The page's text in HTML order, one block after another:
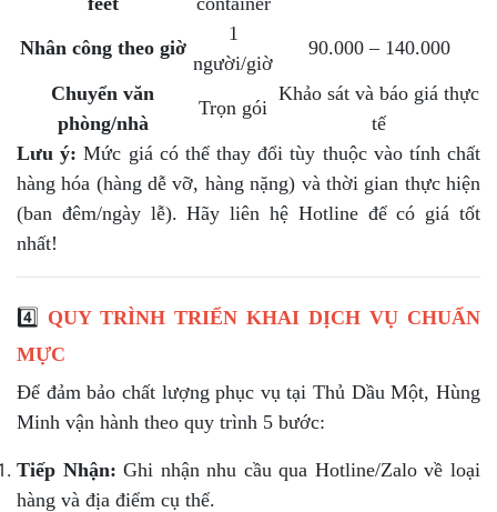
Nhân công theo giờ
1
người/giờ
90.000 – 140.000
Chuyển văn
phòng/nhà
Trọn gói
Khảo sát và báo giá thực
tế
Lưu ý: Mức giá có thể thay đổi tùy thuộc vào tính chất
hàng hóa (hàng dễ vỡ, hàng nặng) và thời gian thực hiện
(ban đêm/ngày lễ). Hãy liên hệ Hotline để có giá tốt
nhất!
4️⃣ QUY TRÌNH TRIỂN KHAI DỊCH VỤ CHUẨN
MỰC
Để đảm bảo chất lượng phục vụ tại Thủ Dầu Một, Hùng
Minh vận hành theo quy trình 5 bước:
Tiếp Nhận: Ghi nhận nhu cầu qua Hotline/Zalo về loại
hàng và địa điểm cụ thể.